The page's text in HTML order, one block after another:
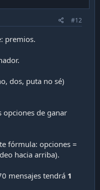
#12
premios.
dos, puta no sé)
opciones de ganar
fórmula: opciones =
hacia arriba).
mensajes tendrá 1